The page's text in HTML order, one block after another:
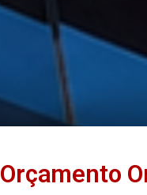
Orçamento